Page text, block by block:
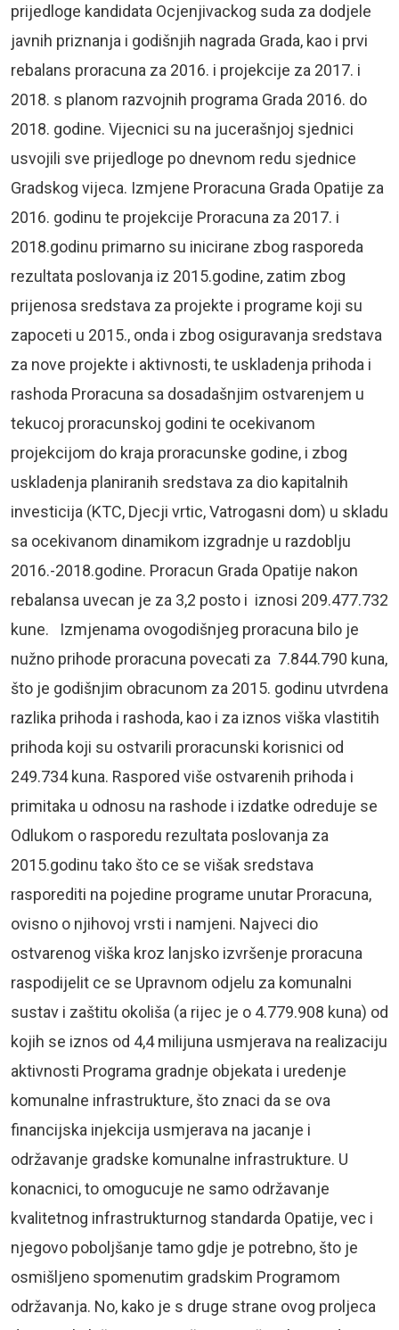
prijedloge kandidata Ocjenjivackog suda za dodjele
javnih priznanja i godišnjih nagrada Grada, kao i prvi
rebalans proracuna za 2016. i projekcije za 2017. i
2018. s planom razvojnih programa Grada 2016. do
2018. godine. Vijecnici su na jucerašnjoj sjednici
usvojili sve prijedloge po dnevnom redu sjednice
Gradskog vijeca. Izmjene Proracuna Grada Opatije za
2016. godinu te projekcije Proracuna za 2017. i
2018.godinu primarno su inicirane zbog rasporeda
rezultata poslovanja iz 2015.godine, zatim zbog
prijenosa sredstava za projekte i programe koji su
zapoceti u 2015., onda i zbog osiguravanja sredstava
za nove projekte i aktivnosti, te uskladenja prihoda i
rashoda Proracuna sa dosadašnjim ostvarenjem u
tekucoj proracunskoj godini te ocekivanom
projekcijom do kraja proracunske godine, i zbog
uskladenja planiranih sredstava za dio kapitalnih
investicija (KTC, Djecji vrtic, Vatrogasni dom) u skladu
sa ocekivanom dinamikom izgradnje u razdoblju
2016.-2018.godine. Proracun Grada Opatije nakon
rebalansa uvecan je za 3,2 posto i iznosi 209.477.732
kune. Izmjenama ovogodišnjeg proracuna bilo je
nužno prihode proracuna povecati za 7.844.790 kuna,
što je godišnjim obracunom za 2015. godinu utvrdena
razlika prihoda i rashoda, kao i za iznos viška vlastitih
prihoda koji su ostvarili proracunski korisnici od
249.734 kuna. Raspored više ostvarenih prihoda i
primitaka u odnosu na rashode i izdatke odreduje se
Odlukom o rasporedu rezultata poslovanja za
2015.godinu tako što ce se višak sredstava
rasporediti na pojedine programe unutar Proracuna,
ovisno o njihovoj vrsti i namjeni. Najveci dio
ostvarenog viška kroz lanjsko izvršenje proracuna
raspodijelit ce se Upravnom odjelu za komunalni
sustav i zaštitu okoliša (a rijec je o 4.779.908 kuna) od
kojih se iznos od 4,4 milijuna usmjerava na realizaciju
aktivnosti Programa gradnje objekata i uredenje
komunalne infrastrukture, što znaci da se ova
financijska injekcija usmjerava na jacanje i
održavanje gradske komunalne infrastrukture. U
konacnici, to omogucuje ne samo održavanje
kvalitetnog infrastrukturnog standarda Opatije, vec i
njegovo poboljšanje tamo gdje je potrebno, što je
osmišljeno spomenutim gradskim Programom
održavanja. No, kako je s druge strane ovog proljeca